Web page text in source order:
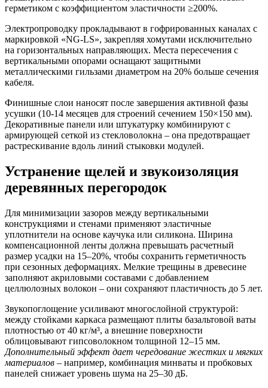
герметиком с коэффициентом эластичности ≥200%.
Электропроводку прокладывают в гофрированных каналах с
маркировкой «NG-LS», закрепляя хомутами исключительно
на горизонтальных направляющих. Места пересечения с
вертикальными опорами оснащают защитными
металлическими гильзами диаметром на 20% больше сечения
кабеля.
Финишные слои наносят после завершения активной фазы
усушки (10-14 месяцев для строений сечением 150×150 мм).
Декоративные панели или штукатурку комбинируют с
армирующей сеткой из стекловолокна – она предотвращает
растрескивание вдоль линий стыковки модулей.
Устранение щелей и звукоизоляция
деревянных перегородок
Для минимизации зазоров между вертикальными
конструкциями и стенами применяют эластичные
уплотнители на основе каучука или силикона. Ширина
компенсационной ленты должна превышать расчетный
размер усадки на 15–20%, чтобы сохранить герметичность
при сезонных деформациях. Мелкие трещины в древесине
заполняют акриловыми составами с добавлением
целлюлозных волокон – они сохраняют пластичность до 5 лет.
Звукопоглощение усиливают многослойной структурой:
между стойками каркаса размещают плиты базальтовой ваты
плотностью от 40 кг/м³, а внешние поверхности
облицовывают гипсоволокном толщиной 12–15 мм.
Дополнительный эффект дает чередование жестких и мягких
материалов – например, комбинация минваты и пробковых
панелей снижает уровень шума на 25–30 дБ.